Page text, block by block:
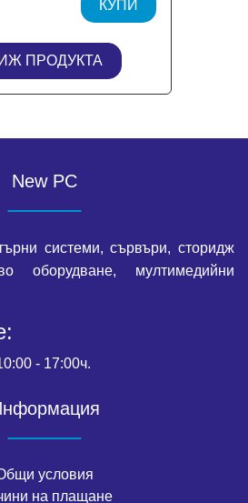
Apple M5, 16GB
1TB SSD, 2x
4, Mac OS Tahoe
КУПИ
ПРОДУКТА
New PC
системи, сървъри, сторидж
оборудване, мултимедийни
- 17:00ч.
условия
на плащане